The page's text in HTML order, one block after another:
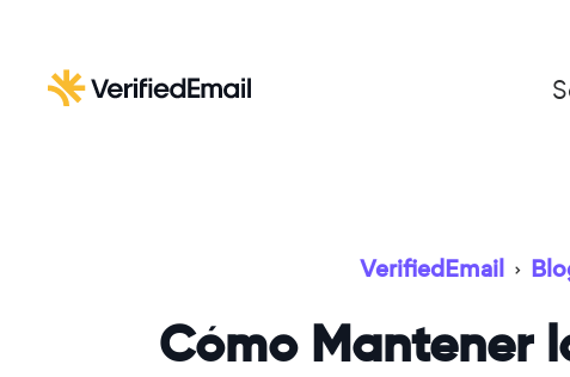
VerifiedEmail ›
Cómo Mantener